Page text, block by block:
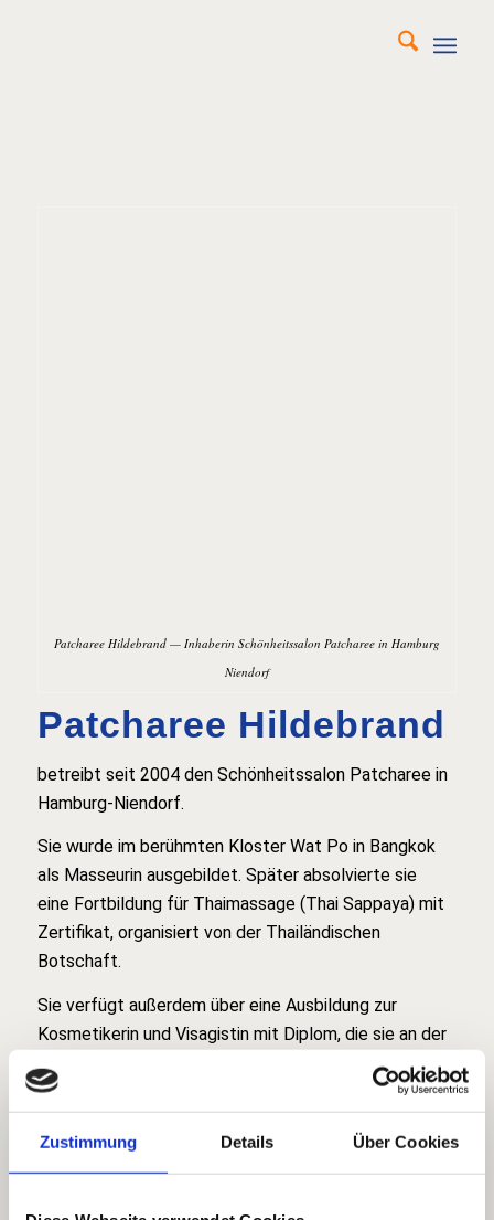
Zustimmung Details Über Cookies
Patcharee Hildebrand — Inhaberin Schönheitssalon Patcharee in Hamburg
Niendorf
Patcharee Hildebrand
betreibt seit 2004 den Schönheitssalon Patcharee in
Hamburg-Niendorf.
Sie wurde im berühmten Kloster Wat Po in Bangkok
als Masseurin ausgebildet. Später absolvierte sie
eine Fortbildung für Thaimassage (Thai Sappaya) mit
Zertifikat, organisiert von der Thailändischen
Botschaft.
Sie verfügt außerdem über eine Ausbildung zur
Kosmetikerin und Visagistin mit Diplom, die sie an der
renommierten
Infoka Dr. Leibbrand Akademiein
Hamburg erfolgreich abgeschlossen hat.
Dort hat sie auch ein Diplom als Wellness-Practioner